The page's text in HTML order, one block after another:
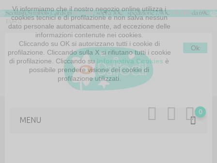
EUR
MENU
0
Vi informiamo che il nostro negozio online utilizza i
cookies tecnici e di profilazione e non salva nessun
dato personale automaticamente, ad eccezione delle
informazioni contenute nei cookies.
Cliccando su OK si autorizzano tutti i cookie di
profilazione. Cliccando sulla X si rifiutano tutti i cookie
di profilazione. Cliccando su Informativa Cookies è
possibile prendere visione dei cookie di
profilazione utilizzati.
Ok